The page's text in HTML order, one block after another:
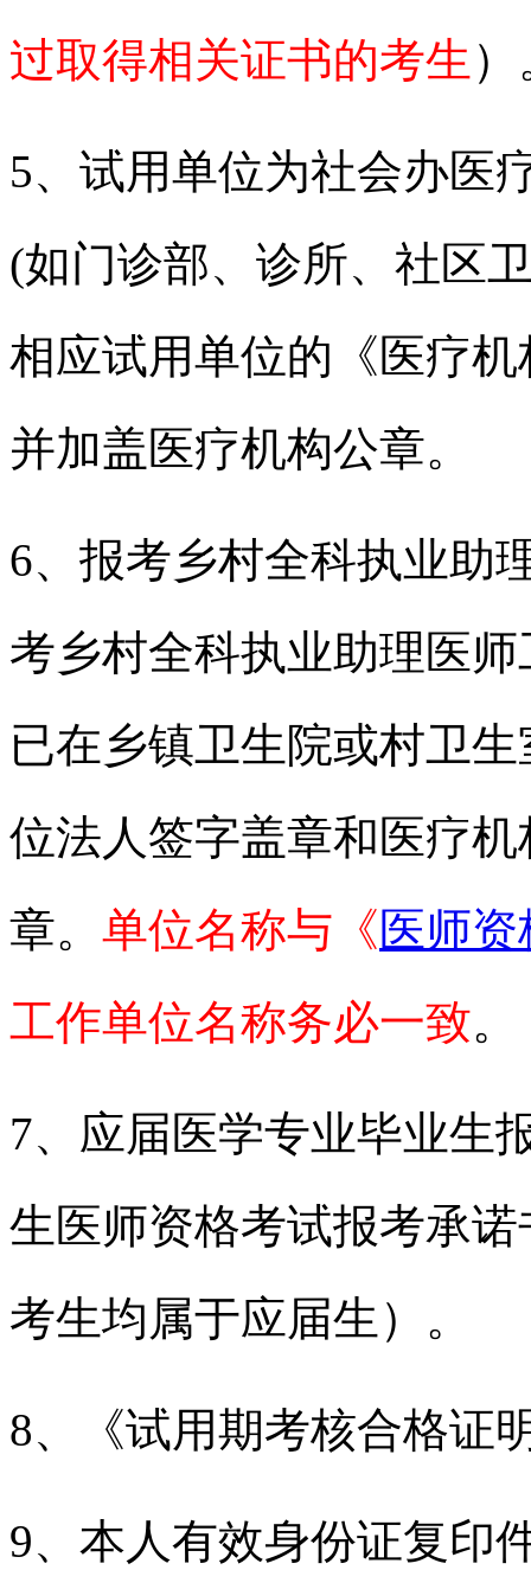
过取得相关证书的考生 ）
5、试用单位为社会办医
(如门诊部、诊所、社区
相应试用单位的《医疗
并加盖医疗机构公章。
6、报考乡村全科执业助
考乡村全科执业助理医
已在乡镇卫生院或村卫
位法人签字盖章和医疗
章。 单位名称与《医师
工作单位名称务必一致。
7、应届医学专业毕业生
生医师资格考试报考承
考生均属于应届生）。
8、《试用期考核合格证
9、本人有效身份证复印